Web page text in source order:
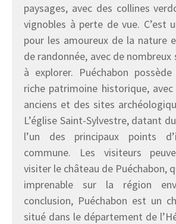
paysages, avec des collines
vignobles à perte de vue. C’est
pour les amoureux de la nature
de randonnée, avec de nombreux
à explorer. Puéchabon
riche patrimoine historique,
anciens et des sites
L’église Saint-Sylvestre, datant
l’un des principaux points
commune. Les visiteurs
visiter le château de Puéchabon,
imprenable sur la région
conclusion, Puéchabon est un
situé dans le département de